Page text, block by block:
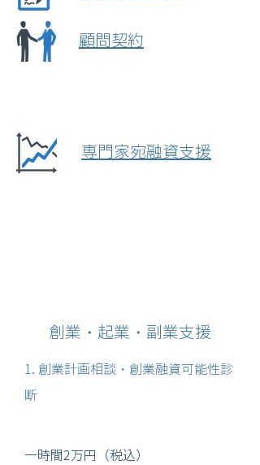
顧問契約
専門家宛融資支援
創業・起業・副業支援
1. 創業計画相談・創業融資可能性診
断
一時間2万円（税込）